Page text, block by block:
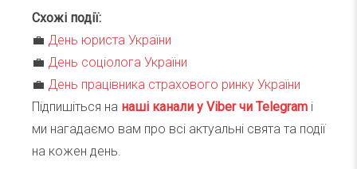
Схожі події:
💼 День юриста України
💼 День соціолога України
💼 День працівника страхового ринку України
Підпишіться на наші канали у Viber чи Telegram і
ми нагадаємо вам про всі актуальні свята та події
на кожен день.